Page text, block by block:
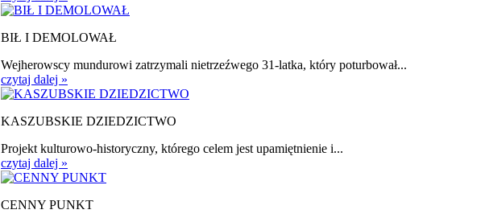
BIŁ I DEMOLOWAŁ
Wejherowscy mundurowi zatrzymali nietrzeźwego 31-latka, który poturbował...
czytaj dalej »
KASZUBSKIE DZIEDZICTWO
Projekt kulturowo-historyczny, którego celem jest upamiętnienie i...
czytaj dalej »
CENNY PUNKT